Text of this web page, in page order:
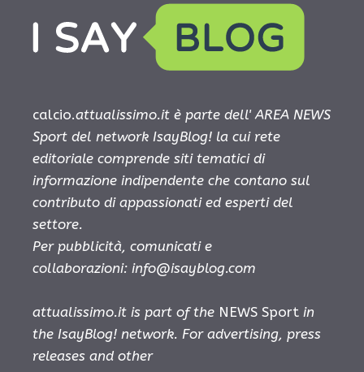
calcio.attualissimo.it è parte dell' AREA NEWS
Sport del network IsayBlog! la cui rete
editoriale comprende siti tematici di
informazione indipendente che contano sul
contributo di appassionati ed esperti del
settore.
Per pubblicità, comunicati e
collaborazioni: info@isayblog.com
attualissimo.it is part of the NEWS Sport in
the IsayBlog! network. For advertising, press
releases and other